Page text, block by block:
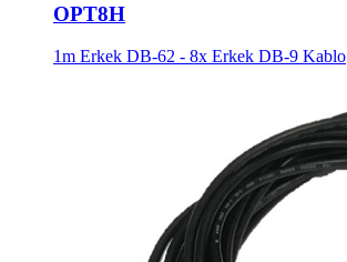
OPT8H
1m Erkek DB-62 - 8x Erkek DB-9 Kablo